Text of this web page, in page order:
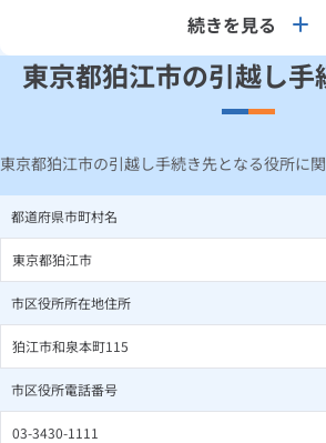
続きを見る
東京都狛江市の引越し手
東京都狛江市の引越し手続き先となる役所に関
都道府県市町村名
東京都狛江市
市区役所所在地住所
狛江市和泉本町115
市区役所電話番号
03-3430-1111